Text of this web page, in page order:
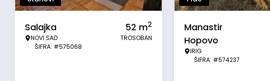
Salajka
NOVI SAD
ŠIFRA: #575068
52 m2
TROSOBAN
Manastir
Hopovo
IRIG
ŠIFRA: #574237